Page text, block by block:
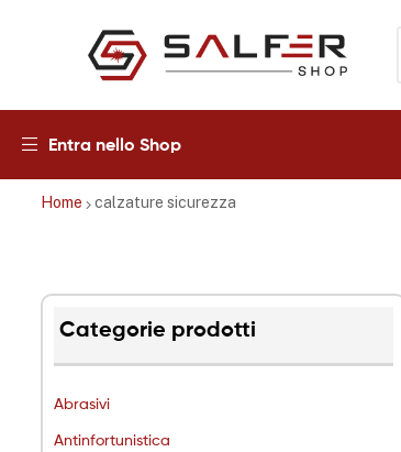
Salfershop
Entra nello Shop
Home calzature sicurezza
Categorie prodotti
Abrasivi
Antinfortunistica